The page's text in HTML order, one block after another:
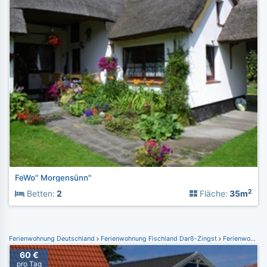
FeWo" Morgensünn"
Betten: 2 Fläche: 35m2
Ferienwohnung Deutschland Ferienwohnung Fischland Darß-Zingst Ferienwohnung Zingst
60 €
pro Tag